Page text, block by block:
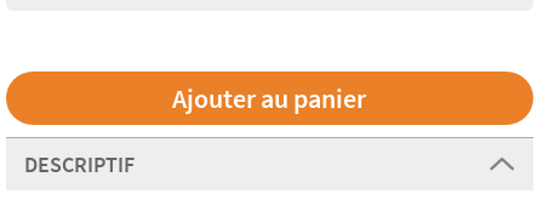
DESCRIPTIF